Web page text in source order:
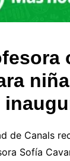
de Canals
Sofía